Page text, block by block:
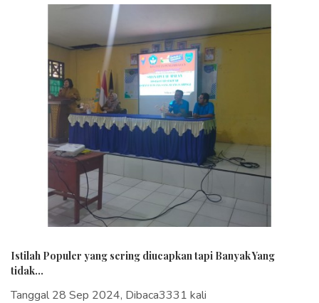
Istilah Populer yang sering diucapkan tapi Banyak Yang
tidak...
Tanggal 28 Sep 2024, Dibaca3331 kali